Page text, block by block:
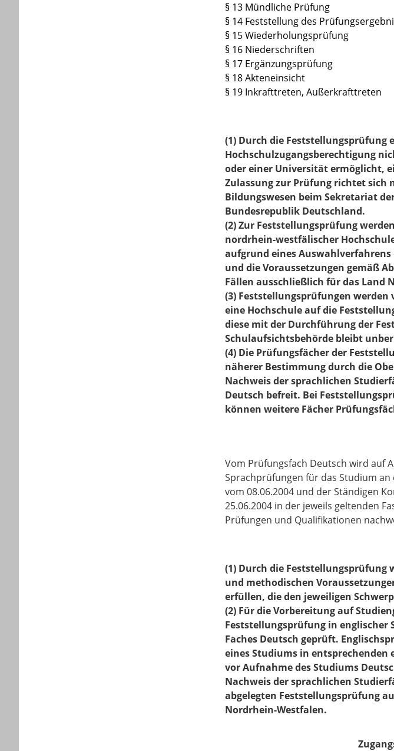
§ 13 Mündliche Prüfung
§ 14 Feststellung des
§ 15 Wiederholungsprüfung
§ 16 Niederschriften
§ 17 Ergänzungsprüfung
§ 18 Akteneinsicht
§ 19 Inkrafttreten, Außerkrafttreten
(1) Durch die Feststellungsprüfung
Hochschulzugangsberechtigung
oder einer Universität ermöglicht,
Zulassung zur Prüfung richtet sich
Bildungswesen beim Sekretariat
Bundesrepublik Deutschland.
(2) Zur Feststellungsprüfung
nordrhein-westfälischer
aufgrund eines
und die Voraussetzungen gemäß
Fällen ausschließlich für das Land
(3) Feststellungsprüfungen
eine Hochschule auf die
diese mit der Durchführung der
Schulaufsichtsbehörde bleibt
(4) Die Prüfungsfächer der
näherer Bestimmung durch die
Nachweis der sprachlichen
Deutsch befreit. Bei
können weitere Fächer
Vom Prüfungsfach Deutsch wird auf
Sprachprüfungen für das Studium an
vom 08.06.2004 und der Ständigen
25.06.2004 in der jeweils geltenden
Prüfungen und Qualifikationen
(1) Durch die
und methodischen
erfüllen, die den jeweiligen
(2) Für die Vorbereitung auf
Feststellungsprüfung in englischer
Faches Deutsch geprüft.
eines Studiums in entsprechenden
vor Aufnahme des Studiums
Nachweis der sprachlichen
abgelegten Feststellungsprüfung
Nordrhein-Westfalen.